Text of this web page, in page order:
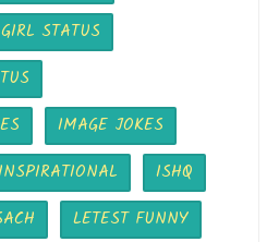
GIRL STATUS
IMAGE JOKES
ISHQ
LETEST FUNNY